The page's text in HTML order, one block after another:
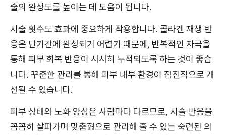
술의 완성도를 높이는 데 도움이 됩니다.
시술 횟수도 효과에 중요하게 작용합니다. 콜라겐 재생 반
응은 단기간에 완성되기 어렵기 때문에, 반복적인 자극을
통해 피부 회복 반응이 서서히 누적되도록 하는 것이 좋습
니다. 꾸준한 관리를 통해 피부 내부 환경이 점진적으로 개
선될 수 있습니다.
피부 상태와 노화 양상은 사람마다 다르므로, 시술 반응을
꼼꼼히 살펴가며 맞춤형으로 관리해 줄 수 있는 숙련된 의